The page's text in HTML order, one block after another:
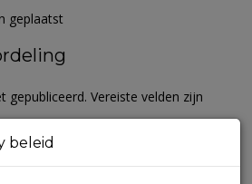
geplaatst
gepubliceerd. Vereiste velden zijn
beleid